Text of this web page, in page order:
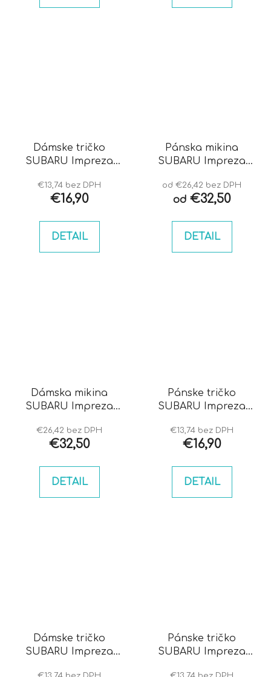
Dámske tričko
SUBARU Impreza
€13,74 bez DPH
€16,90
DETAIL
Pánska mikina
SUBARU Impreza
od €26,42 bez DPH
od€32,50
DETAIL
Dámska mikina
SUBARU Impreza
€26,42 bez DPH
€32,50
DETAIL
Pánske tričko
SUBARU Impreza
€13,74 bez DPH
€16,90
DETAIL
Dámske tričko
SUBARU Impreza
Pánske tričko
SUBARU Impreza